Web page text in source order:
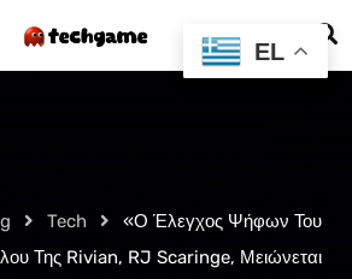
Tech
«Ο Έλεγχος Ψήφων Του
Της Rivian, RJ Scaringe, Μειώνεται
EL